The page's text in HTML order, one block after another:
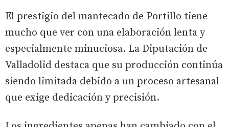
El prestigio del mantecado de Portillo tiene
mucho que ver con una elaboración lenta y
especialmente minuciosa. La Diputación de
Valladolid destaca que su producción continúa
siendo limitada debido a un proceso artesanal
que exige dedicación y precisión.